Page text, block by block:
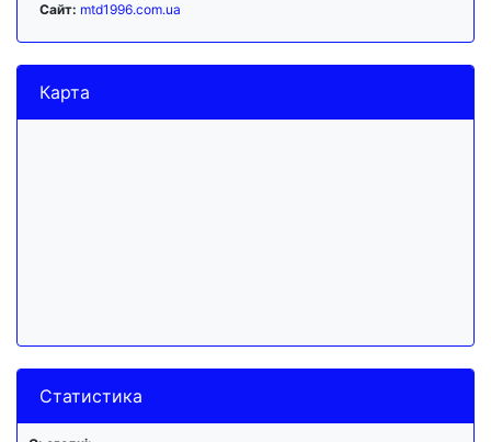
Сайт: mtd1996.com.ua
Карта
Статистика